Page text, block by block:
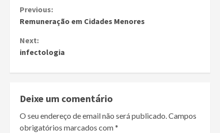
Continue
Reading
Previous:
Remuneração em Cidades Menores
Next:
infectologia
Deixe um comentário
O seu endereço de email não será publicado.Campos
obrigatórios marcados com*